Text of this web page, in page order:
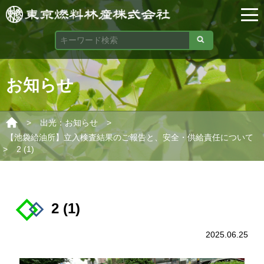
お知らせ
> 出光：お知らせ
>
【池袋給油所】立入検査結果のご報告と、安全・供給責任について
>
2 (1)
2 (1)
2025.06.25